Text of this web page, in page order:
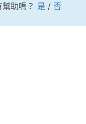
助嗎？ 是 / 否